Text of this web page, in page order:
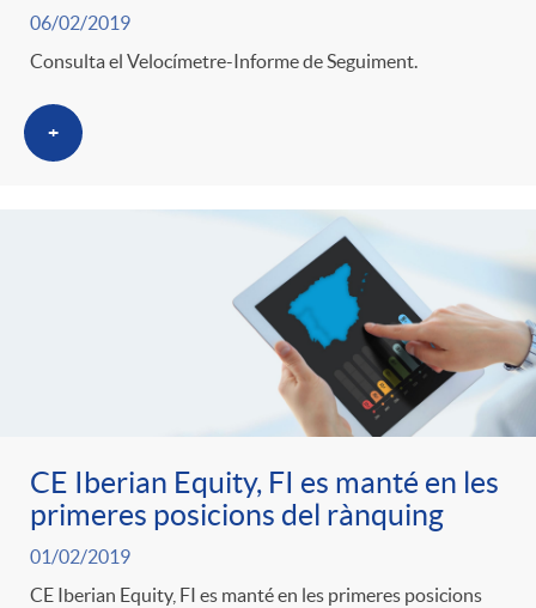
06/02/2019
Consulta el Velocímetre-Informe de Seguiment.
+
CE Iberian Equity, FI es manté en les
primeres posicions del rànquing
01/02/2019
CE Iberian Equity, FI es manté en les primeres posicions